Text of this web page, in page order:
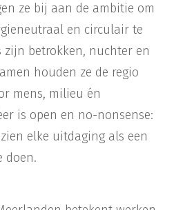
ze bij aan de ambitie om
en circulair te
zijn betrokken, nuchter en
houden ze de regio
mens, milieu én
is open en no-nonsense:
elke uitdaging als een
doen.